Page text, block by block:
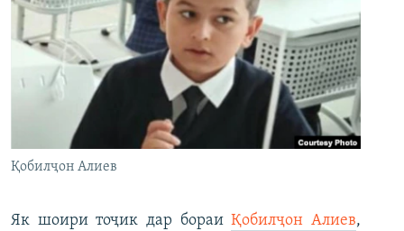
Қобилҷон Алиев
Як шоири тоҷик дар бораиҚобилҷон Алиев,